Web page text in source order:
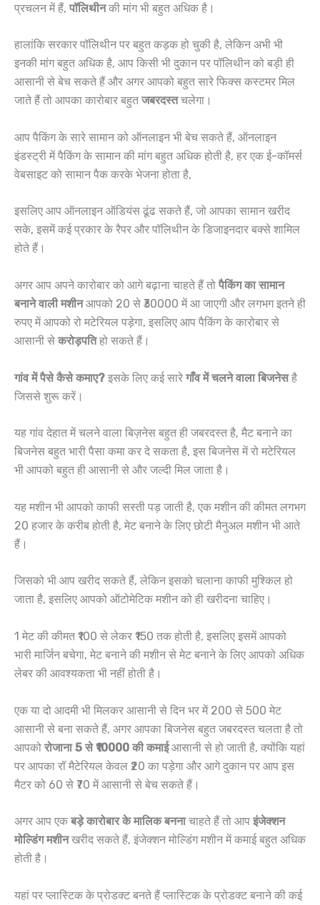
प्रचलन में हैं, पॉलिथीनकी मांग भी बहुत अधिक है।
हालांकि सरकार पॉलिथीन पर बहुत कड़क हो चुकी है, लेकिन अभी भी
इनकी मांग बहुत अधिक है, आप किसी भी दुकान पर पॉलिथीन को बड़ी ही
आसानी से बेच सकते हैं और अगर आपको बहुत सारे फिक्स कस्टमर मिल
जाते हैं तो आपका कारोबार बहुत जबरदस्तचलेगा।
आप पैकिंग के सारे सामान को ऑनलाइन भी बेच सकते हैं, ऑनलाइन
इंडस्ट्री में पैकिंग के सामान की मांग बहुत अधिक होती है, हर एक ई-कॉमर्स
वेबसाइट को सामान पैक करके भेजना होता है,
इसलिए आप ऑनलाइन ऑडियंस ढूंढ सकते हैं, जो आपका सामान खरीद
सके, इसमें कई प्रकार के रैपर और पॉलिथीन के डिजाइनदार बक्से शामिल
होते हैं।
अगर आप अपने कारोबार को आगे बढ़ाना चाहते हैं तो पैकिंग का सामान
बनाने वाली मशीनआपको 20 से ₹30000 में आ जाएगी और लगभग इतने ही
रुपए में आपको रो मटेरियल पड़ेगा, इसलिए आप पैकिंग के कारोबार से
आसानी से करोड़पतिहो सकते हैं।
गांव में पैसे कैसे कमाए? इसके लिए कई सारे गाँव में चलने वाला बिजनेसहै
जिससे शुरू करें।
यह गांव देहात में चलने वाला बिज़नेस बहुत ही जबरदस्त है, मैट बनाने का
बिजनेस बहुत भारी पैसा कमा कर दे सकता है, इस बिजनेस में रो मटेरियल
भी आपको बहुत ही आसानी से और जल्दी मिल जाता है।
यह मशीन भी आपको काफी सस्ती पड़ जाती है, एक मशीन की कीमत लगभग
20 हजार के करीब होती है, मेट बनाने के लिए छोटी मैनुअल मशीन भी आते
हैं।
जिसको भी आप खरीद सकते हैं, लेकिन इसको चलाना काफी मुश्किल हो
जाता है, इसलिए आपको ऑटोमेटिक मशीन को ही खरीदना चाहिए।
1 मेट की कीमत ₹100 से लेकर ₹150 तक होती है, इसलिए इसमें आपको
भारी मार्जिन बचेगा, मेट बनाने की मशीन से मेट बनाने के लिए आपको अधिक
लेबर की आवश्यकता भी नहीं होती है।
एक या दो आदमी भी मिलकर आसानी से दिन भर में 200 से 500 मेट
आसानी से बना सकते हैं, अगर आपका बिजनेस बहुत जबरदस्त चलता है तो
आपको रोजाना 5 से ₹10000 की कमाईआसानी से हो जाती है, क्योंकि यहां
पर आपका रॉ मैटेरियल केवल ₹20 का पड़ेगा और आगे दुकान पर आप इस
मैटर को 60 से ₹70 में आसानी से बेच सकते हैं।
अगर आप एक बड़े कारोबार के मालिक बननाचाहते हैं तो आप इंजेक्शन
मोल्डिंग मशीनखरीद सकते हैं, इंजेक्शन मोल्डिंग मशीन में कमाई बहुत अधिक
होती है।
यहां पर प्लास्टिक के प्रोडक्ट बनते हैं प्लास्टिक के प्रोडक्ट बनाने की कई